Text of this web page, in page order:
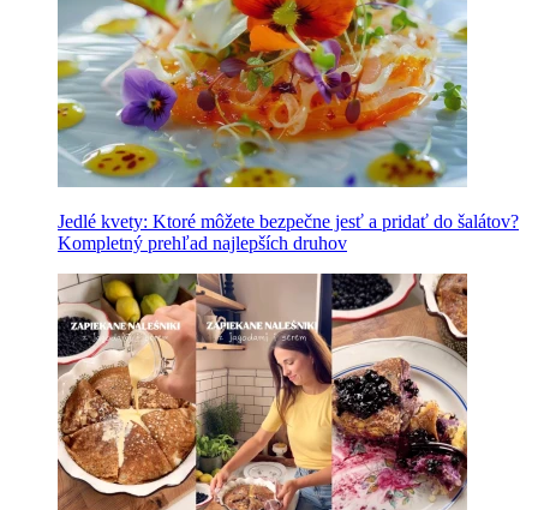
Jedlé kvety: Ktoré môžete bezpečne jesť a pridať do šalátov?
Kompletný prehľad najlepších druhov